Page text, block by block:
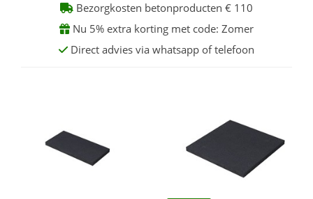
Bezorgkosten betonproducten € 110
Nu 5% extra korting met code: Zomer
Direct advies via whatsapp of telefoon